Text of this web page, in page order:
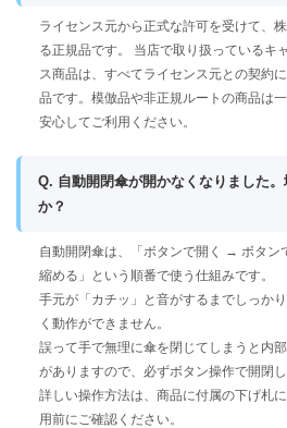
ライセンス元から正式な許可を受けて、
る正規品です。 当店で取り扱っているキ
ス商品は、すべてライセンス元との契約
品です。模倣品や非正規ルートの商品は
安心してご利用ください。
Q. 自動開閉傘が開かなくなりました
か？
自動開閉傘は、「ボタンで開く → ボタ
縮める」という順番で使う仕組みです。
手元が「カチッ」と音がするまでしっか
く動作ができません。
誤って手で無理に傘を閉じてしまうと内
がありますので、必ずボタン操作で開閉し
詳しい操作方法は、商品に付属の下げ札
用前にご確認ください。